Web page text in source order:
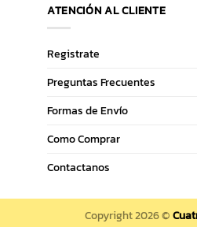
ATENCIÓN AL CLIENTE
Registrate
Preguntas Frecuentes
Formas de Envío
Como Comprar
Contactanos
Copyright 2026 ©